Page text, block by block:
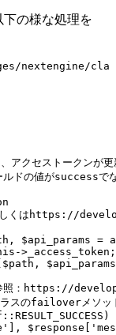
の様な処理を
nextengine/cla
クセストークンが更
の値がsuccessでな
しくはhttps://
$api_params
>_access_token;
参照：https://
ラスのfailoverメソッ